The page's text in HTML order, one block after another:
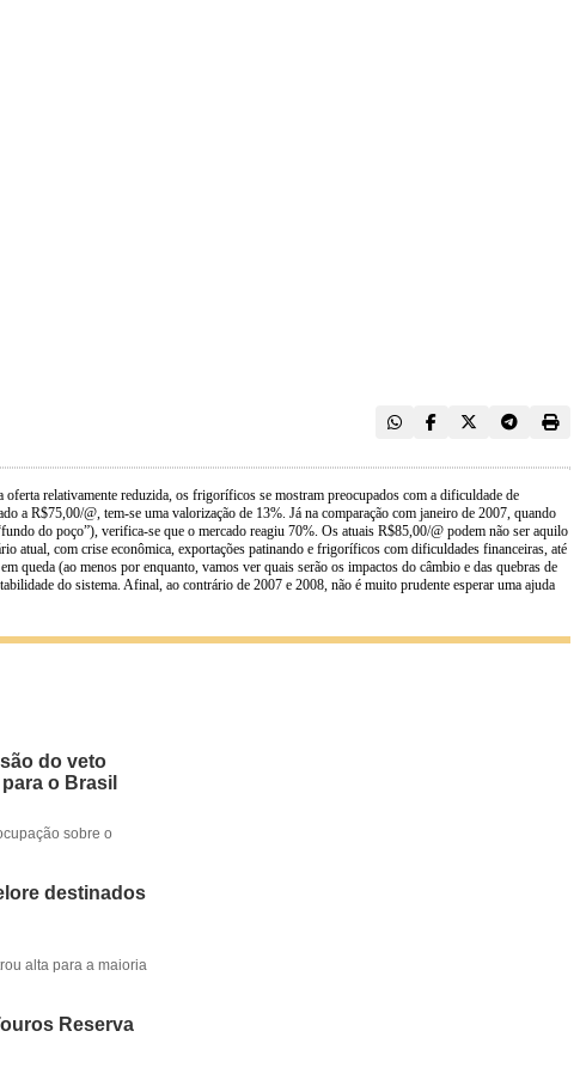
relativamente reduzida, os frigoríficos se mostram preocupados com a dificuldade de
a R$75,00/@, tem-se uma valorização de 13%. Já na comparação com janeiro de 2007, quando
do poço”), verifica-se que o mercado reagiu 70%. Os atuais R$85,00/@ podem não ser aquilo
atual, com crise econômica, exportações patinando e frigoríficos com dificuldades financeiras, até
queda (ao menos por enquanto, vamos ver quais serão os impactos do câmbio e das quebras de
do sistema. Afinal, ao contrário de 2007 e 2008, não é muito prudente esperar uma ajuda
do veto
o Brasil
sobre o
destinados
alta para a maioria
Reserva